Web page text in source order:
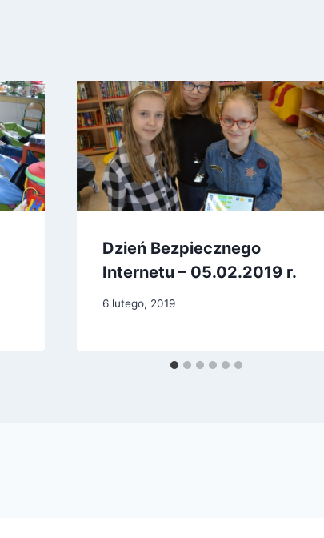
Dzień Bezpiecznego
Internetu – 05.02.2019 r.
6 lutego, 2019